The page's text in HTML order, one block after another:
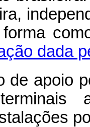
dada
de apoio